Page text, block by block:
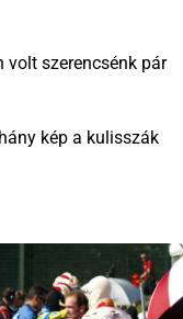
volt szerencsénk pár
kép a kulisszák